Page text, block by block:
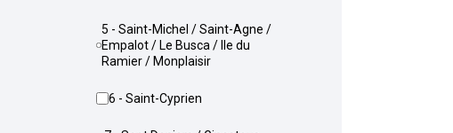
5 - Saint-Michel / Saint-Agne /
Empalot / Le Busca / Ile du
Ramier / Monplaisir
6 - Saint-Cyprien